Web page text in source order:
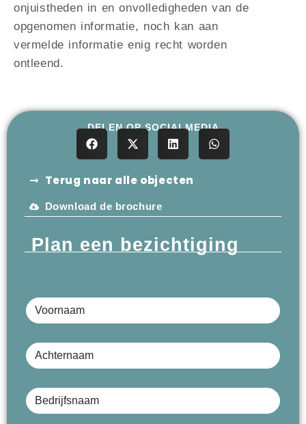
onjuistheden in en onvolledigheden van de
opgenomen informatie, noch kan aan
vermelde informatie enig recht worden
ontleend.
DELEN OP SOCIALMEDIA
Terug naar alle objecten
Download de brochure
Plan een bezichtiging